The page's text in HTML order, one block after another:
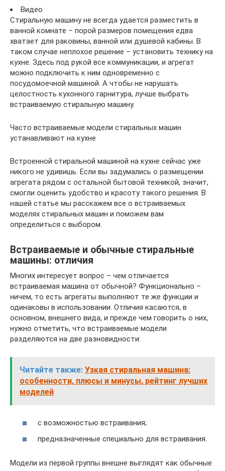
Видео
Стиральную машину не всегда удается разместить в
ванной комнате – порой размеров помещения едва
хватает для раковины, ванной или душевой кабины. В
таком случае неплохое решение – установить технику на
кухне. Здесь под рукой все коммуникации, и агрегат
можно подключить к ним одновременно с
посудомоечной машиной. А чтобы не нарушать
целостность кухонного гарнитура, лучше выбрать
встраиваемую стиральную машину.
Часто встраиваемые модели стиральных машин
устанавливают на кухне
Встроенной стиральной машиной на кухне сейчас уже
никого не удивишь. Если вы задумались о размещении
агрегата рядом с остальной бытовой техникой, значит,
смогли оценить удобство и красоту такого решения. В
нашей статье мы расскажем все о встраиваемых
моделях стиральных машин и поможем вам
определиться с выбором.
Встраиваемые и обычные стиральные
машины: отличия
Многих интересует вопрос – чем отличается
встраиваемая машина от обычной? Функционально –
ничем, то есть агрегаты выполняют те же функции и
одинаковы в использовании. Отличия касаются, в
основном, внешнего вида, и прежде чем говорить о них,
нужно отметить, что встраиваемые модели
разделяются на две разновидности:
Читайте также: Узкая стиральная машина:
особенности, плюсы и минусы, рейтинг лучших
моделей
с возможностью встраивания;
предназначенные специально для встраивания.
Модели из первой группы внешне выглядят как обычные